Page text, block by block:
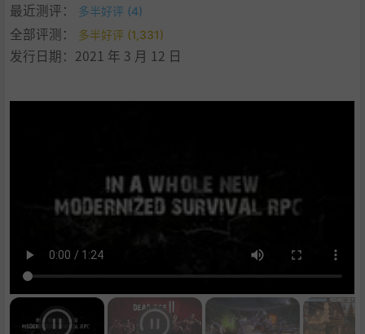
最近测评：
多半好评 (4)
全部评测： 多半好评 (1,331)
发行日期：2021 年 3 月 12 日